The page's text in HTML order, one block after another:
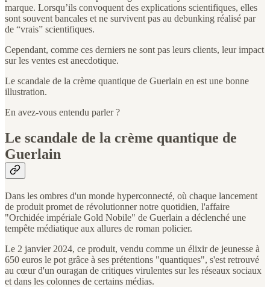
marque. Lorsqu’ils convoquent des explications scientifiques, elles
sont souvent bancales et ne survivent pas au debunking réalisé par
de “vrais” scientifiques.
Cependant, comme ces derniers ne sont pas leurs clients, leur impact
sur les ventes est anecdotique.
Le scandale de la crème quantique de Guerlain en est une bonne
illustration.
En avez-vous entendu parler ?
Le scandale de la crème quantique de
Guerlain
Dans les ombres d'un monde hyperconnecté, où chaque lancement
de produit promet de révolutionner notre quotidien, l'affaire
"Orchidée impériale Gold Nobile" de Guerlain a déclenché une
tempête médiatique aux allures de roman policier.
Le 2 janvier 2024, ce produit, vendu comme un élixir de jeunesse à
650 euros le pot grâce à ses prétentions "quantiques", s'est retrouvé
au cœur d'un ouragan de critiques virulentes sur les réseaux sociaux
et dans les colonnes de certains médias.